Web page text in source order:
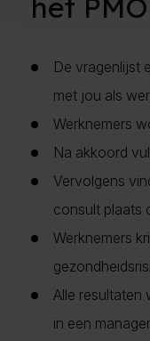
het
De vragenlijst
met jou als
Werknemers
Na akkoord
Vervolgens
consult plaats
Werknemers
Alle resultaten
in een